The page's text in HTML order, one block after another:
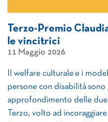
Terzo-Premio
le vincitrici
11 Maggio 2026
Il welfare culturale e i
persone con disabilità
approfondimento delle
Terzo, volto ad